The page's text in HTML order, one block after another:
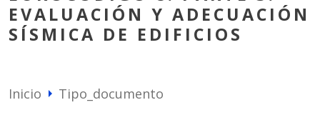
EVALUACIÓN Y ADECUACIÓN
SÍSMICA DE EDIFICIOS
Inicio arrow_right Tipo_documento